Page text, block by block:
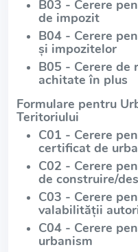
B03 - Cerere
de impozit
B04 - Cerere
și impozitelor
B05 - Cerere de
achitate în plus
Formulare pentru
Teritoriului
C01 - Cerere
certificat de
C02 - Cerere
de construire/
C03 - Cerere
valabilității
C04 - Cerere
urbanism